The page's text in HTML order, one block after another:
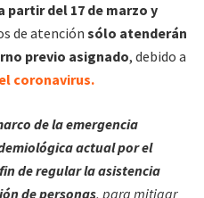
partir del 17 de marzo y
de atención sólo atenderán
previo asignado, debido a
coronavirus.
de la emergencia
actual por el
de regular la asistencia
de personas, para mitigar